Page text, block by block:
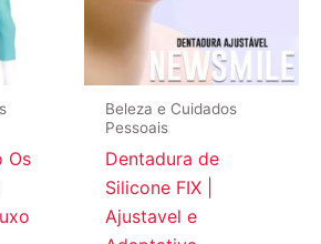
Os
Beleza e Cuidados
Pessoais
Dentadura de
Silicone FIX |
Ajustavel e